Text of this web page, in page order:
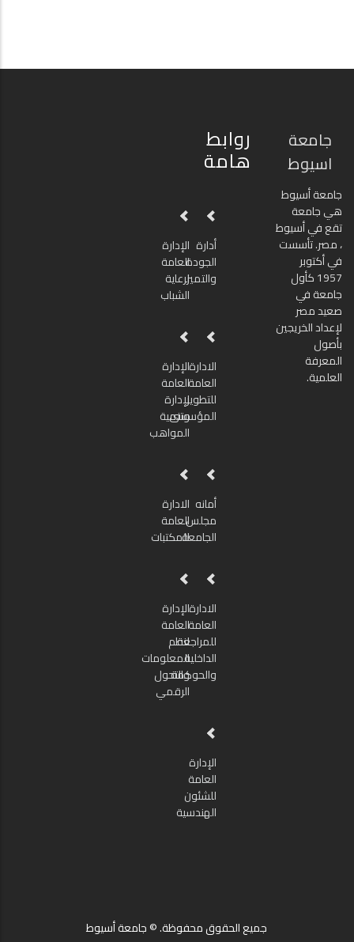
جامعة
اسيوط
جامعة أسيوط
هي جامعة
تقع في أسيوط
، مصر. تأسست
في أكتوبر
1957 كأول
جامعة في
صعيد مصر
لإعداد الخريجين
بأصول
المعرفة
العلمية.
روابط
هامة
أدارة
الجودة
والتميز
الإدارة
العامة
لرعاية
الشباب
الادارة
العامة
للتطوير
المؤسسى
الإدارة
العامة
لإدارة
وتنمية
المواهب
أمانه
مجلس
الجامعة
الادارة
العامة
للمكتبات
الادارة
العامة
للمراجعة
الداخلية
والحوكمة
الإدارة
العامة
لنظم
المعلومات
والتحول
الرقمي
الإدارة
العامة
للشئون
الهندسية
جميع الحقوق محفوظة. © جامعة أسيوط